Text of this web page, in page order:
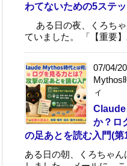
わてないための5ステ
ある日の夜、くろちゃ
ていました。 「【重要
07/04/
Mythos
ィ
か？ロ
の足あとを読む入門(第
ある日の朝、くろちゃ